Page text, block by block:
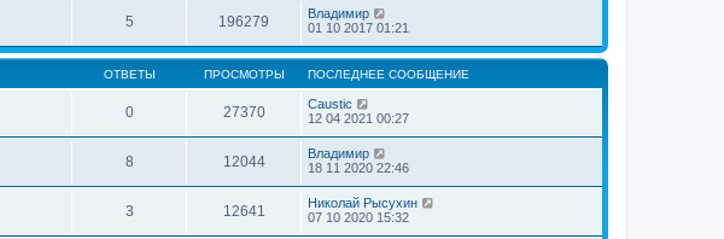
5 196279
Владимир
01 10 2017 01:21
ОТВЕТЫ ПРОСМОТРЫ ПОСЛЕДНЕЕ СООБЩЕНИЕ
0 27370
Caustic
12 04 2021 00:27
8 12044
Владимир
18 11 2020 22:46
3 12641
Николай Рысухин
07 10 2020 15:32